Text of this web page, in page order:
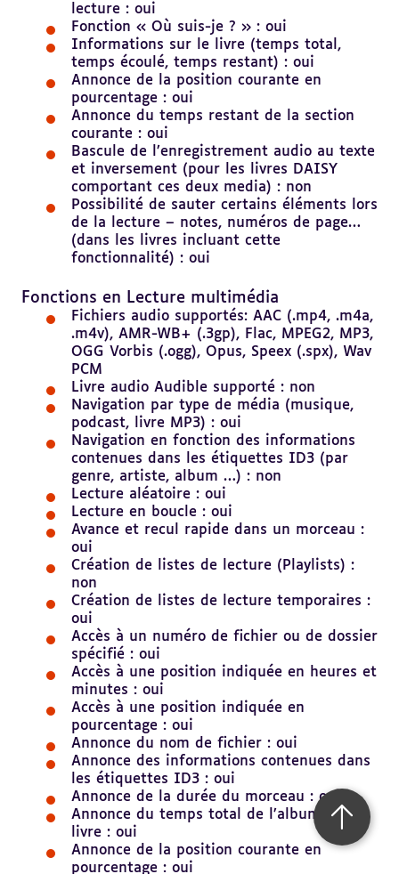
lecture : oui
Fonction « Où suis-je ? » : oui
Informations sur le livre (temps total,
temps écoulé, temps restant) : oui
Annonce de la position courante en
pourcentage : oui
Annonce du temps restant de la section
courante : oui
Bascule de l’enregistrement audio au texte
et inversement (pour les livres DAISY
comportant ces deux media) : non
Possibilité de sauter certains éléments lors
de la lecture – notes, numéros de page…
(dans les livres incluant cette
fonctionnalité) : oui
Fonctions en Lecture multimédia
Fichiers audio supportés: AAC (.mp4, .m4a,
.m4v), AMR-WB+ (.3gp), Flac, MPEG2, MP3,
OGG Vorbis (.ogg), Opus, Speex (.spx), Wav
PCM
Livre audio Audible supporté : non
Navigation par type de média (musique,
podcast, livre MP3) : oui
Navigation en fonction des informations
contenues dans les étiquettes ID3 (par
genre, artiste, album …) : non
Lecture aléatoire : oui
Lecture en boucle : oui
Avance et recul rapide dans un morceau :
oui
Création de listes de lecture (Playlists) :
non
Création de listes de lecture temporaires :
oui
Accès à un numéro de fichier ou de dossier
spécifié : oui
Accès à une position indiquée en heures et
minutes : oui
Accès à une position indiquée en
pourcentage : oui
Annonce du nom de fichier : oui
Annonce des informations contenues dans
les étiquettes ID3 : oui
Annonce de la durée du morceau : oui
Annonce du temps total de l’album / du
livre : oui
Annonce de la position courante en
pourcentage : oui
au
sommaire
Retour